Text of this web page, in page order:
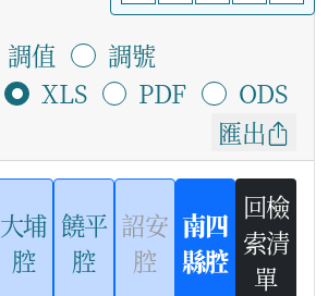
調值
調號
XLS
PDF
ODS
匯出
大埔
腔
饒平
腔
詔安
腔
南四
縣腔
回檢
索清
單